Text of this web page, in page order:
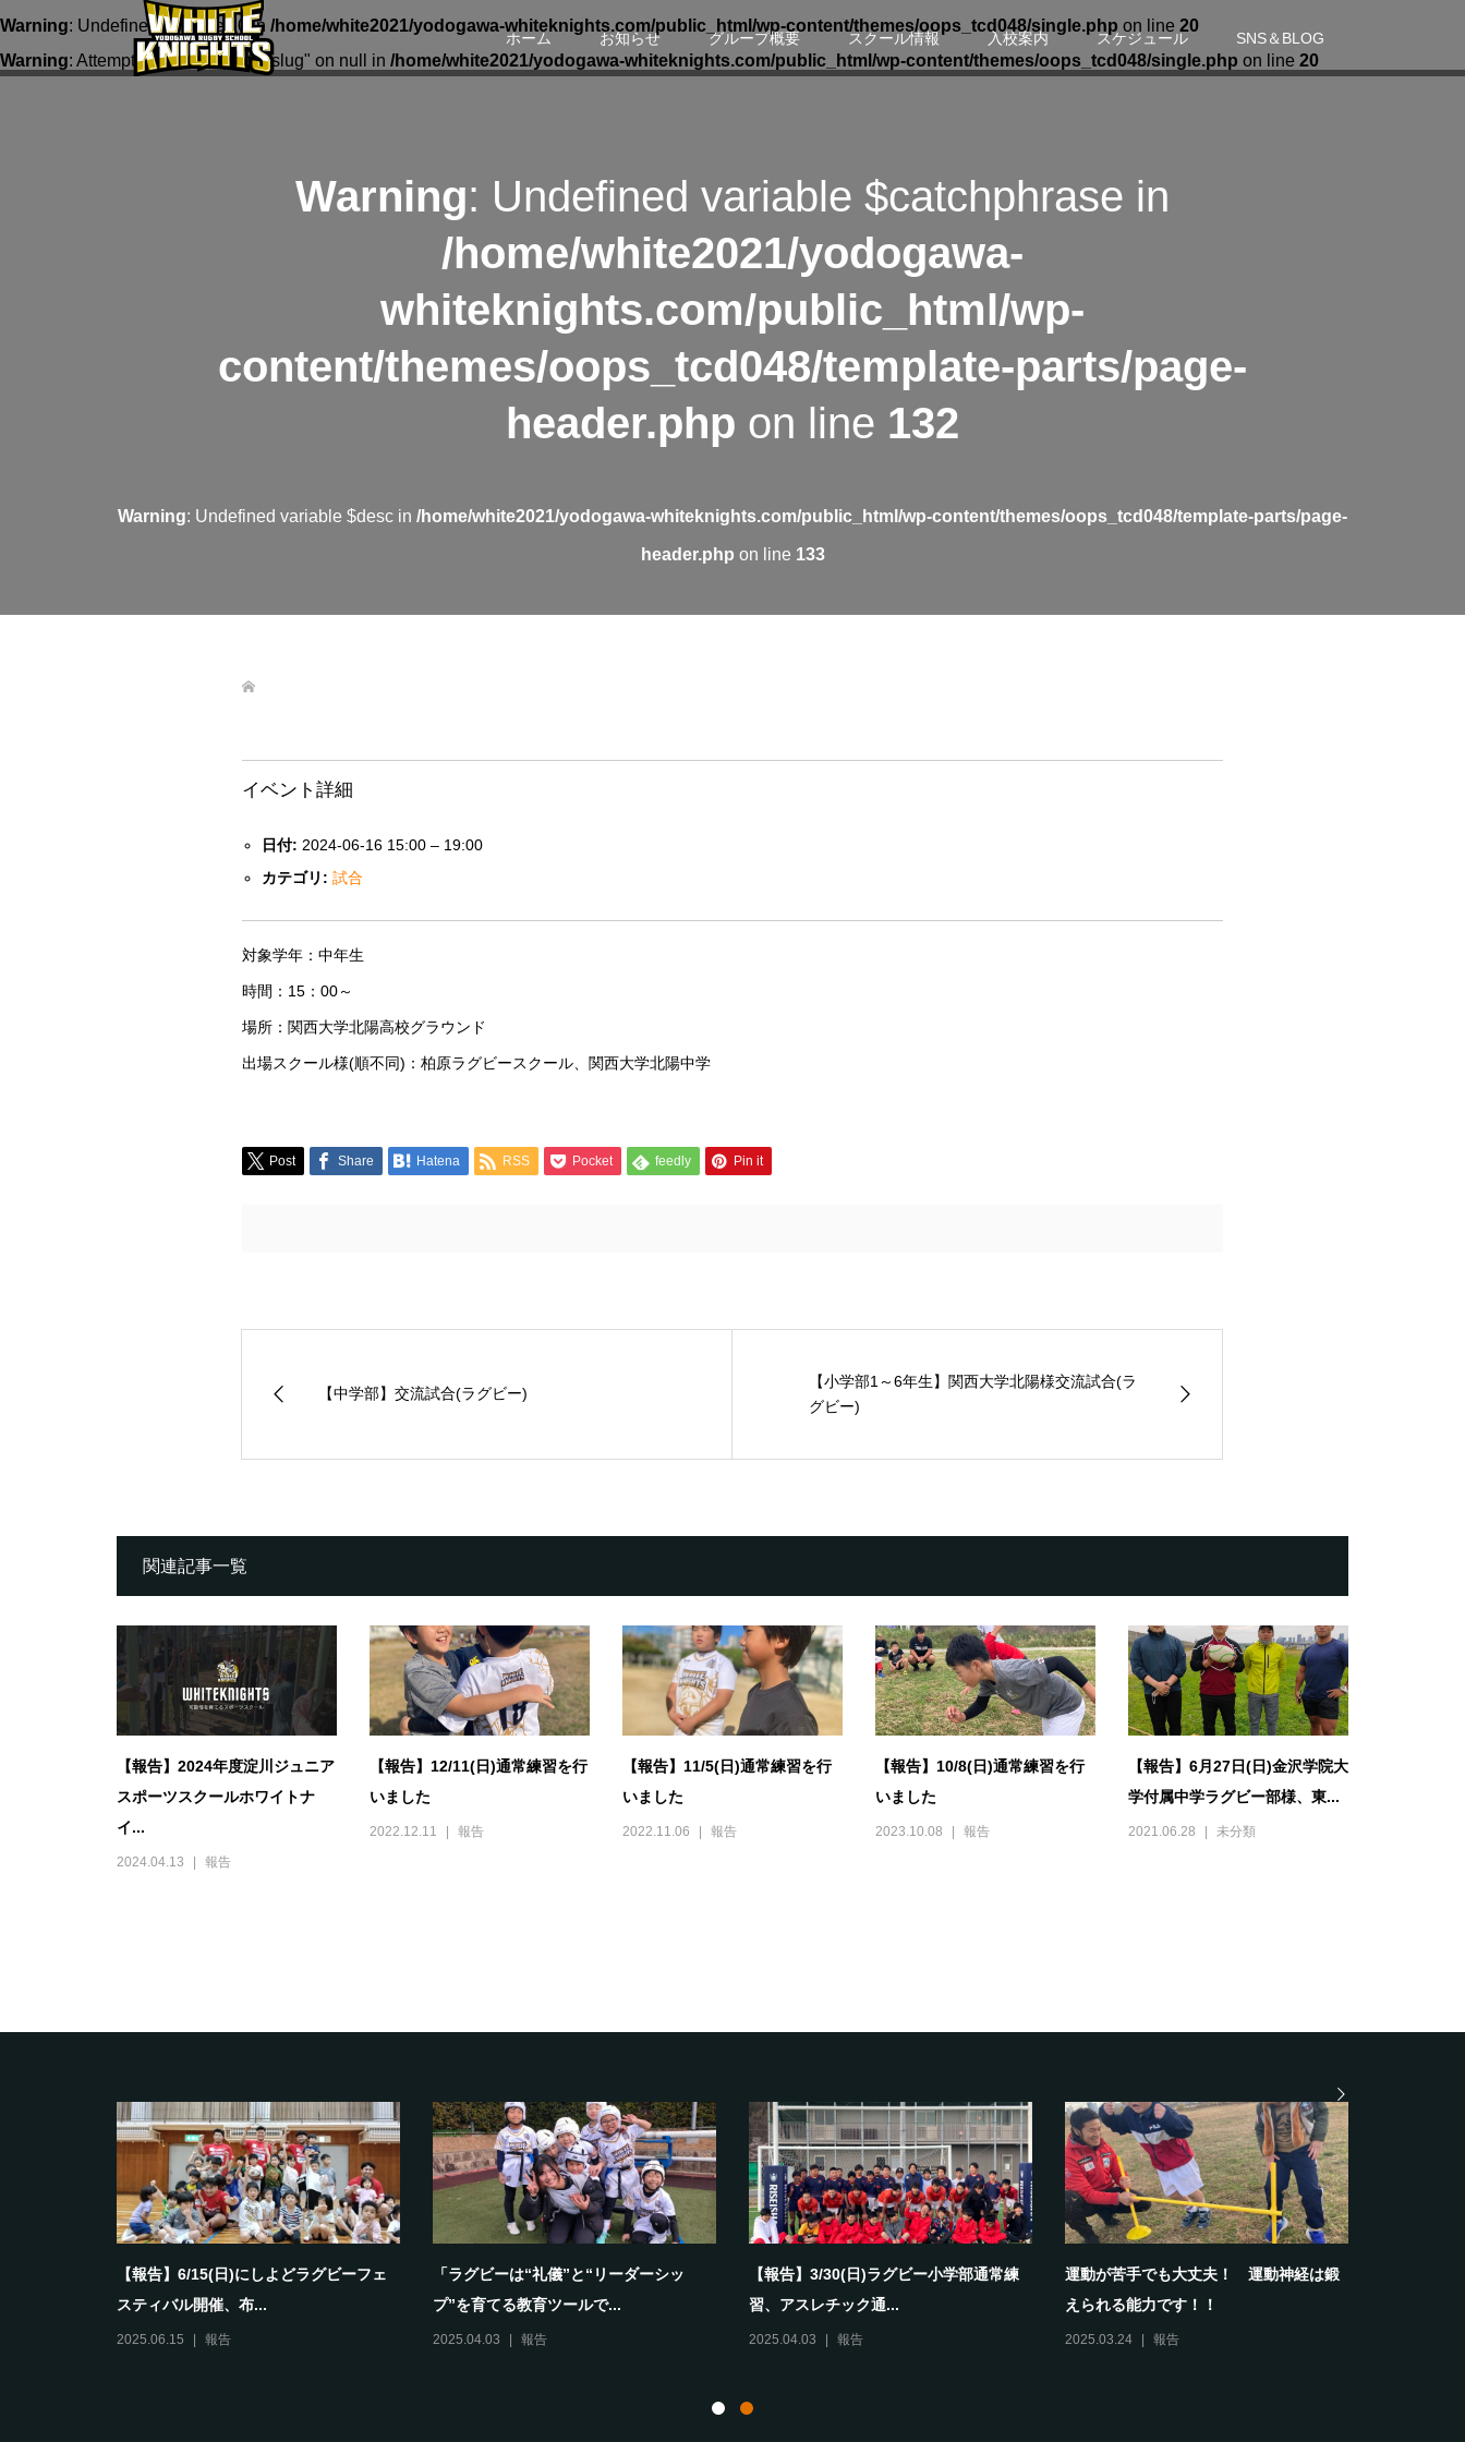
ホーム お知らせ グループ概要 スクール情報 入校案内 スケジュール SNS＆BLOG
Warning: Undefined array key 0 in /home/white2021/yodogawa-whiteknights.com/public_html/wp-content/themes/oops_tcd048/single.php on line 20
Warning: Attempt to read property "slug" on null in /home/white2021/yodogawa-whiteknights.com/public_html/wp-content/themes/oops_tcd048/single.php on line 20
Warning: Undefined variable $catchphrase in
/home/white2021/yodogawa-
whiteknights.com/public_html/wp-
content/themes/oops_tcd048/template-parts/page-
header.php on line 132
Warning: Undefined variable $desc in /home/white2021/yodogawa-whiteknights.com/public_html/wp-content/themes/oops_tcd048/template-parts/page-
header.php on line 133
イベント詳細
日付: 2024-06-16 15:00 – 19:00
カテゴリ: 試合
対象学年：中年生
時間：15：00～
場所：関西大学北陽高校グラウンド
出場スクール様(順不同)：柏原ラグビースクール、関西大学北陽中学
Post Share Hatena RSS Pocket feedly Pin it
【中学部】交流試合(ラグビー)
【小学部1～6年生】関西大学北陽様交流試合(ラ
グビー)
関連記事一覧
【報告】2024年度淀川ジュニア
スポーツスクールホワイトナ
イ...
2024.04.13 報告
【報告】12/11(日)通常練習を行
いました
2022.12.11 報告
【報告】11/5(日)通常練習を行
いました
2022.11.06 報告
【報告】10/8(日)通常練習を行
いました
2023.10.08 報告
【報告】6月27日(日)金沢学院大
学付属中学ラグビー部様、東...
2021.06.28 未分類
【報告】6/15(日)にしよどラグビーフェ
スティバル開催、布...
2025.06.15 報告
「ラグビーは“礼儀”と“リーダーシッ
プ”を育てる教育ツールで...
2025.04.03 報告
【報告】3/30(日)ラグビー小学部通常練
習、アスレチック通...
2025.04.03 報告
運動が苦手でも大丈夫！ 運動神経は鍛
えられる能力です！！
2025.03.24 報告